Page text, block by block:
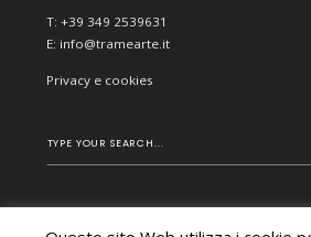
T: +39 349 2539631
E: info@tramearte.it
Privacy e cookies